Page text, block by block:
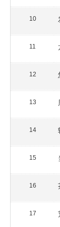
10
11
12
13
14
15
16
17